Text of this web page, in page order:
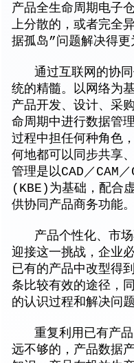
产品全生命周期电子
上分散的，或者完全
据孤岛”问题解决得更
通过互联网的协同
统的精髓。以网络为
产品开发、设计、采
命周期中进行数据管
过程中担任何种角色
何地都可以同步共享
管理是以CAD／CAM／
(KBE)为基础，配合
供协同产品商务功能。
产品个性化、市场
迎接这一挑战，企业
已有的产品中改型得
条比较有效的途径，
的认识过程和解决问
重复利用已有产品
远不够的，产品数据